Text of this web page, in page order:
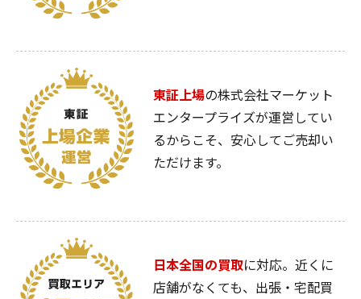
東証上場の株式会社マーケット
エンタープライズが運営してい
るからこそ、安心してご売却い
ただけます。
日本全国の買取に対応。近くに
店舗がなくても、出張・宅配買